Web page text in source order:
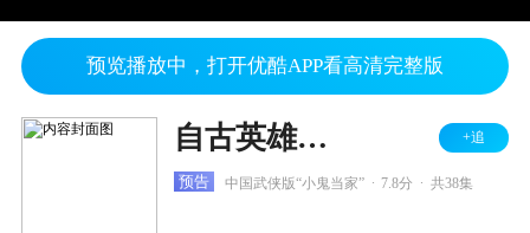
预览播放中，打开优酷APP看高清完整版
自古英雄出少年 +追
预告 中国武侠版“小鬼当家” 7.8分 共38集